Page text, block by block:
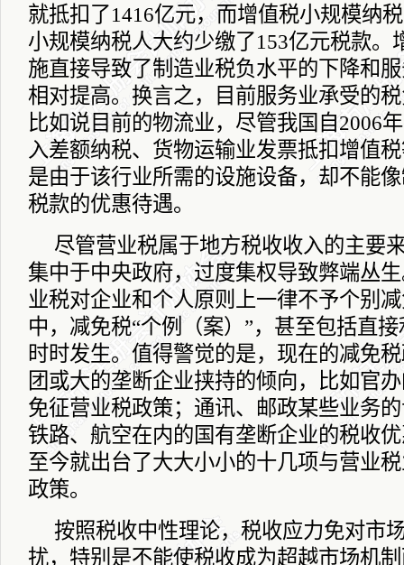
就抵扣了1416亿元，而增值税小规模纳
小规模纳税人大约少缴了153亿元税款。
施直接导致了制造业税负水平的下降和
相对提高。换言之，目前服务业承受的
比如说目前的物流业，尽管我国自2006
入差额纳税、货物运输业发票抵扣增值
是由于该行业所需的设施设备，却不能
税款的优惠待遇。
尽管营业税属于地方税收收入的主要
集中于中央政府，过度集权导致弊端丛
业税对企业和个人原则上一律不予个别
中，减免税“个例（案）”，甚至包括直
时时发生。值得警觉的是，现在的减免
团或大的垄断企业挟持的倾向，比如官
免征营业税政策；通讯、邮政某些业务
铁路、航空在内的国有垄断企业的税收
至今就出台了大大小小的十几项与营业
政策。
按照税收中性理论，税收应力免对市
扰，特别是不能使税收成为超越市场机